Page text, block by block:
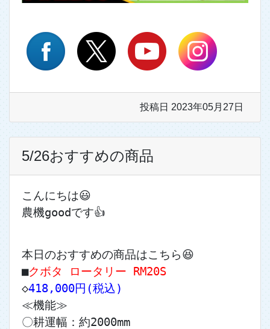
投稿日 2023年05月27日
5/26おすすめの商品
こんにちは😃
農機goodです👍
本日のおすすめの商品はこちら😆
■クボタ ロータリー RM20S
◇418,000円(税込)
≪機能≫
〇耕運幅：約2000mm